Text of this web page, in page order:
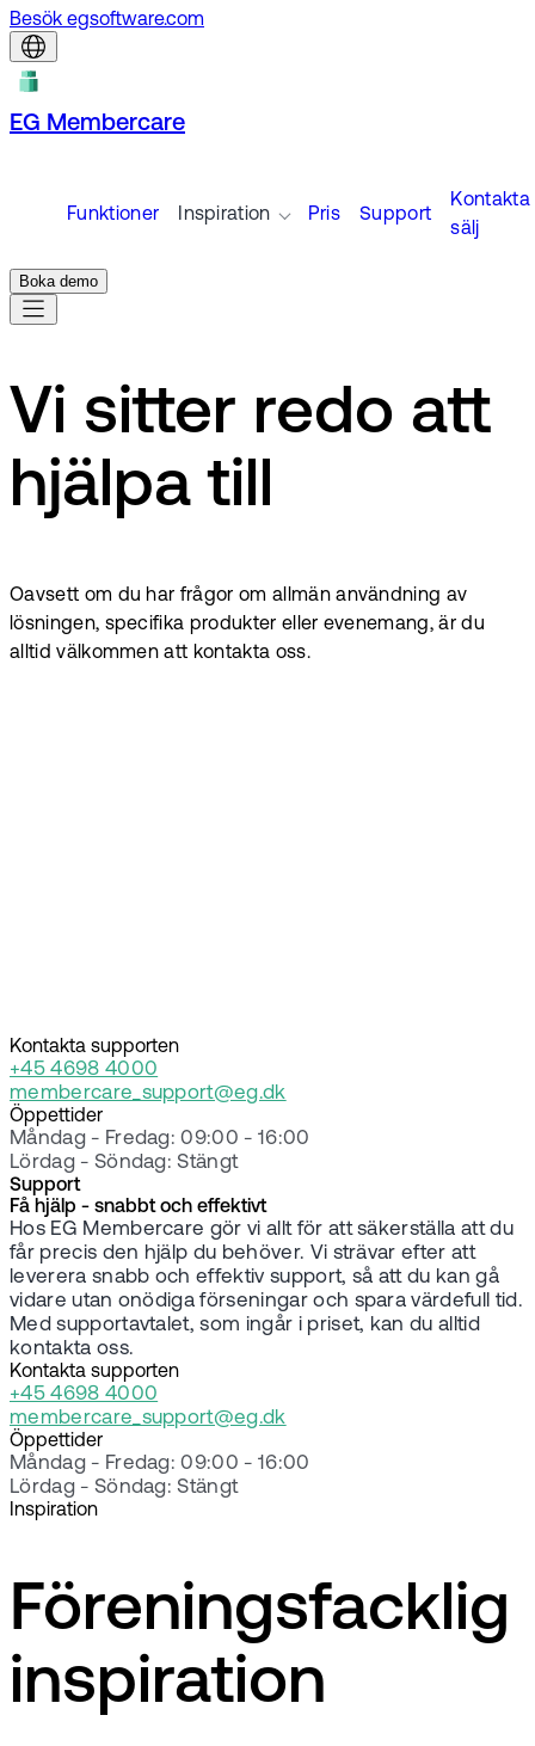
Besök egsoftware.com
EG Membercare
Funktioner Inspiration Pris Support
Kontakta
sälj
Boka demo
Vi sitter redo att
hjälpa till
Oavsett om du har frågor om allmän användning av
lösningen, specifika produkter eller evenemang, är du
alltid välkommen att kontakta oss.
Kontakta supporten
+45 4698 4000
membercare_support@eg.dk
Öppettider
Måndag - Fredag: 09:00 - 16:00
Lördag - Söndag: Stängt
Support
Få hjälp - snabbt och effektivt
Hos EG Membercare gör vi allt för att säkerställa att du
får precis den hjälp du behöver. Vi strävar efter att
leverera snabb och effektiv support, så att du kan gå
vidare utan onödiga förseningar och spara värdefull tid.
Med supportavtalet, som ingår i priset, kan du alltid
kontakta oss.
Kontakta supporten
+45 4698 4000
membercare_support@eg.dk
Öppettider
Måndag - Fredag: 09:00 - 16:00
Lördag - Söndag: Stängt
Inspiration
Föreningsfacklig
inspiration